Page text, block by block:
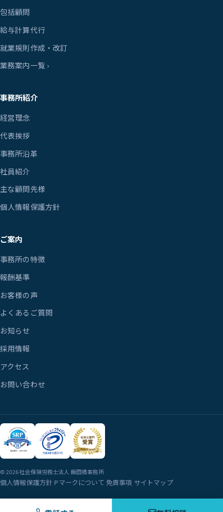
包括顧問
給与計算代行
就業規則作成・改訂
業務案内一覧 ›
事務所紹介
経営理念
代表挨拶
事務所沿革
社員紹介
主な顧問先様
個人情報保護方針
ご案内
事務所の特徴
報酬基準
お客様の声
よくあるご質問
お知らせ
採用情報
アクセス
お問い合わせ
© 2026 社会保険労務士法人 飯田橋事務所
個人情報保護方針 Pマークについて 免責事項 サイトマップ